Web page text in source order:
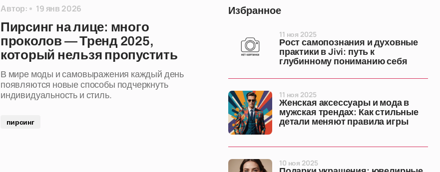
Автор: 19 янв 2026
Пирсинг на лице: много
проколов — Тренд 2025,
который нельзя пропустить
В мире моды и самовыражения каждый день
появляются новые способы подчеркнуть
индивидуальность и стиль.
пирсинг
Избранное
Рост самопознания и духовные
практики в Jivi: путь к
глубинному пониманию себя
11 ноя 2025
Женская аксессуары и мода в
мужская трендах: Как стильные
детали меняют правила игры
11 ноя 2025
10 ноя 2025